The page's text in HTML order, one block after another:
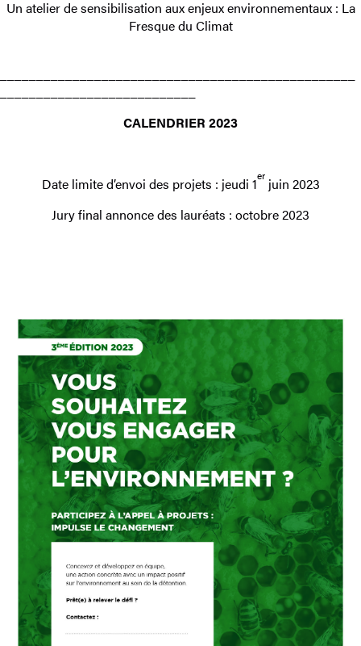
Un atelier de sensibilisation aux enjeux environnementaux : La
Fresque du Climat
CALENDRIER 2023
Date limite d’envoi des projets : jeudi 1er juin 2023
Jury final annonce des lauréats : octobre 2023